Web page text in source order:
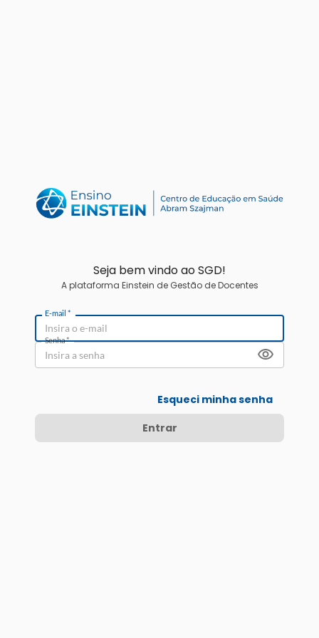
Seja bem vindo ao SGD!
A plataforma Einstein de Gestão de Docentes
E-mail *
Senha*
Esqueci minha senha
Entrar